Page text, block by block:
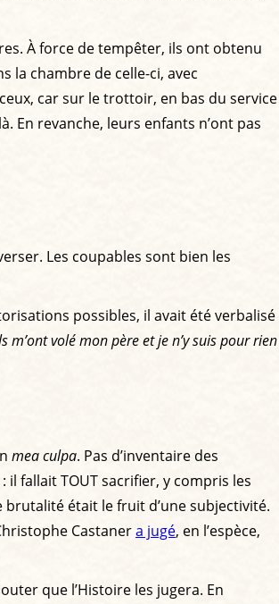
À force de tempêter, ils ont obtenu
la chambre de celle-ci, avec
car sur le trottoir, en bas du service
En revanche, leurs enfants n’ont pas
Les coupables sont bien les
possibles, il avait été verbalisé
m’ont volé mon père et je n’y suis pour rien
mea culpa. Pas d’inventaire des
il fallait TOUT sacrifier, y compris les
brutalité était le fruit d’une subjectivité.
Castanera jugé, en l’espèce,
que l’Histoire les jugera. En